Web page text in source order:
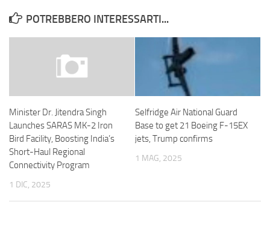
POTREBBERO INTERESSARTI...
Minister Dr. Jitendra Singh
Launches SARAS MK-2 Iron
Bird Facility, Boosting India’s
Short-Haul Regional
Connectivity Program
1 DIC, 2025
Selfridge Air National Guard
Base to get 21 Boeing F-15EX
jets, Trump confirms
1 MAG, 2025